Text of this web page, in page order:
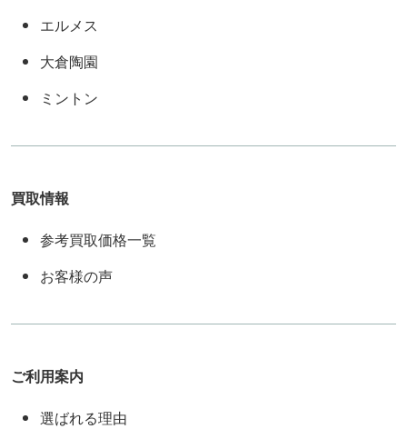
エルメス
大倉陶園
ミントン
買取情報
参考買取価格一覧
お客様の声
ご利用案内
選ばれる理由